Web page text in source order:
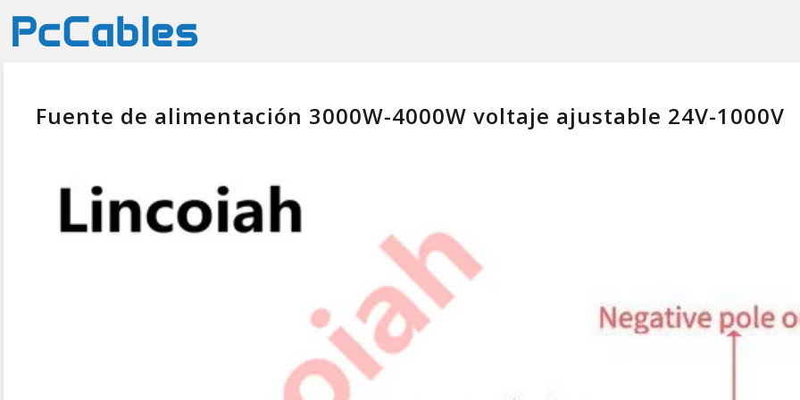
Fuente de alimentación 3000W-4000W voltaje ajustable 24V-1000V